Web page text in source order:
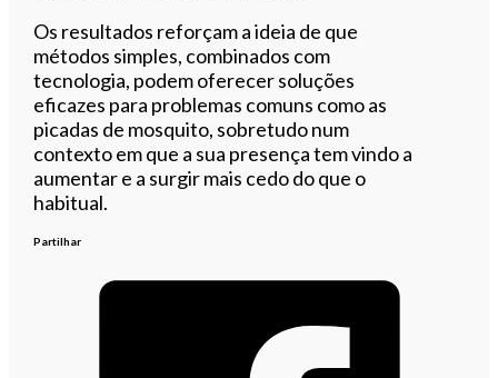
Os resultados reforçam a ideia de que
métodos simples, combinados com
tecnologia, podem oferecer soluções
eficazes para problemas comuns como as
picadas de mosquito, sobretudo num
contexto em que a sua presença tem vindo a
aumentar e a surgir mais cedo do que o
habitual.
Partilhar